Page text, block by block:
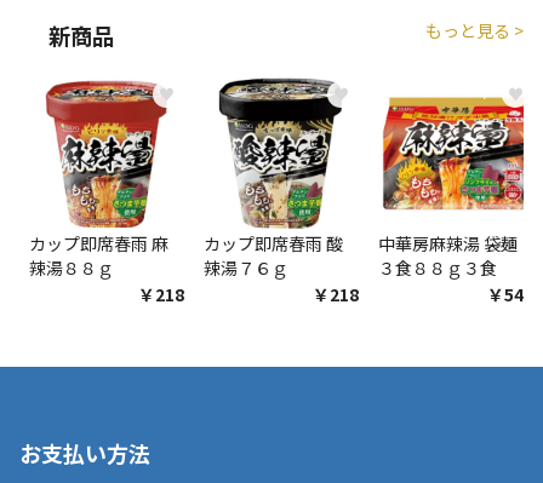
新商品 もっと見る >
♥
カップ即席春雨 麻
辣湯８８ｇ
￥218
♥
カップ即席春雨 酸
辣湯７６ｇ
￥218
♥
中華房麻辣湯 袋麺
３食８８ｇ３食
￥548
お支払い方法